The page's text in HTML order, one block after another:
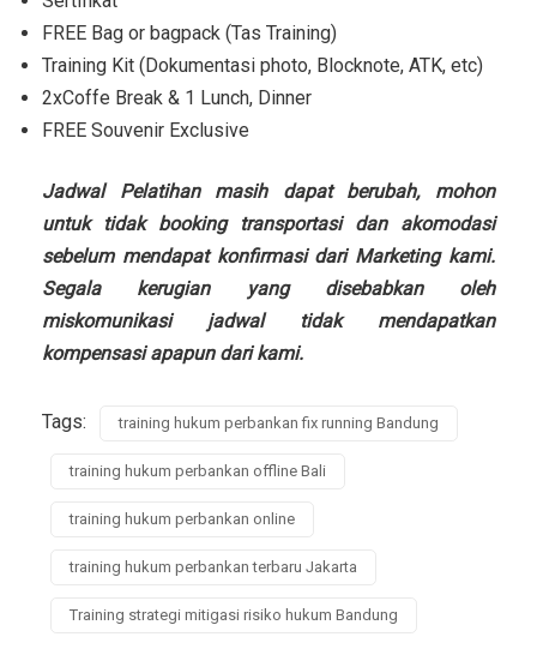
FREE Bag or bagpack (Tas Training)
Training Kit (Dokumentasi photo, Blocknote, ATK, etc)
2xCoffe Break & 1 Lunch, Dinner
FREE Souvenir Exclusive
Jadwal Pelatihan masih dapat berubah, mohon
untuk tidak booking transportasi dan akomodasi
sebelum mendapat konfirmasi dari Marketing kami.
Segala kerugian yang disebabkan oleh
miskomunikasi jadwal tidak mendapatkan
kompensasi apapun dari kami.
Tags: training hukum perbankan fix running Bandung
training hukum perbankan offline Bali
training hukum perbankan online
training hukum perbankan terbaru Jakarta
Training strategi mitigasi risiko hukum Bandung